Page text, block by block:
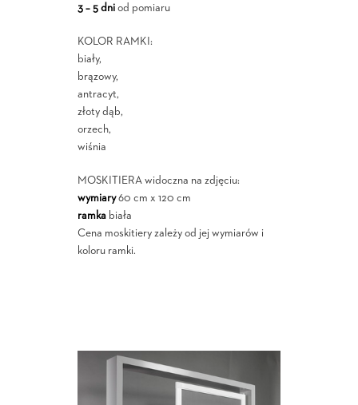
3 – 5 dniod pomiaru
KOLOR RAMKI:
biały,
brązowy,
antracyt,
złoty dąb,
orzech,
wiśnia
MOSKITIERA widoczna na zdjęciu:
wymiary60 cm x 120 cm
ramkabiała
Cena moskitiery zależy od jej wymiarów i
koloru ramki.